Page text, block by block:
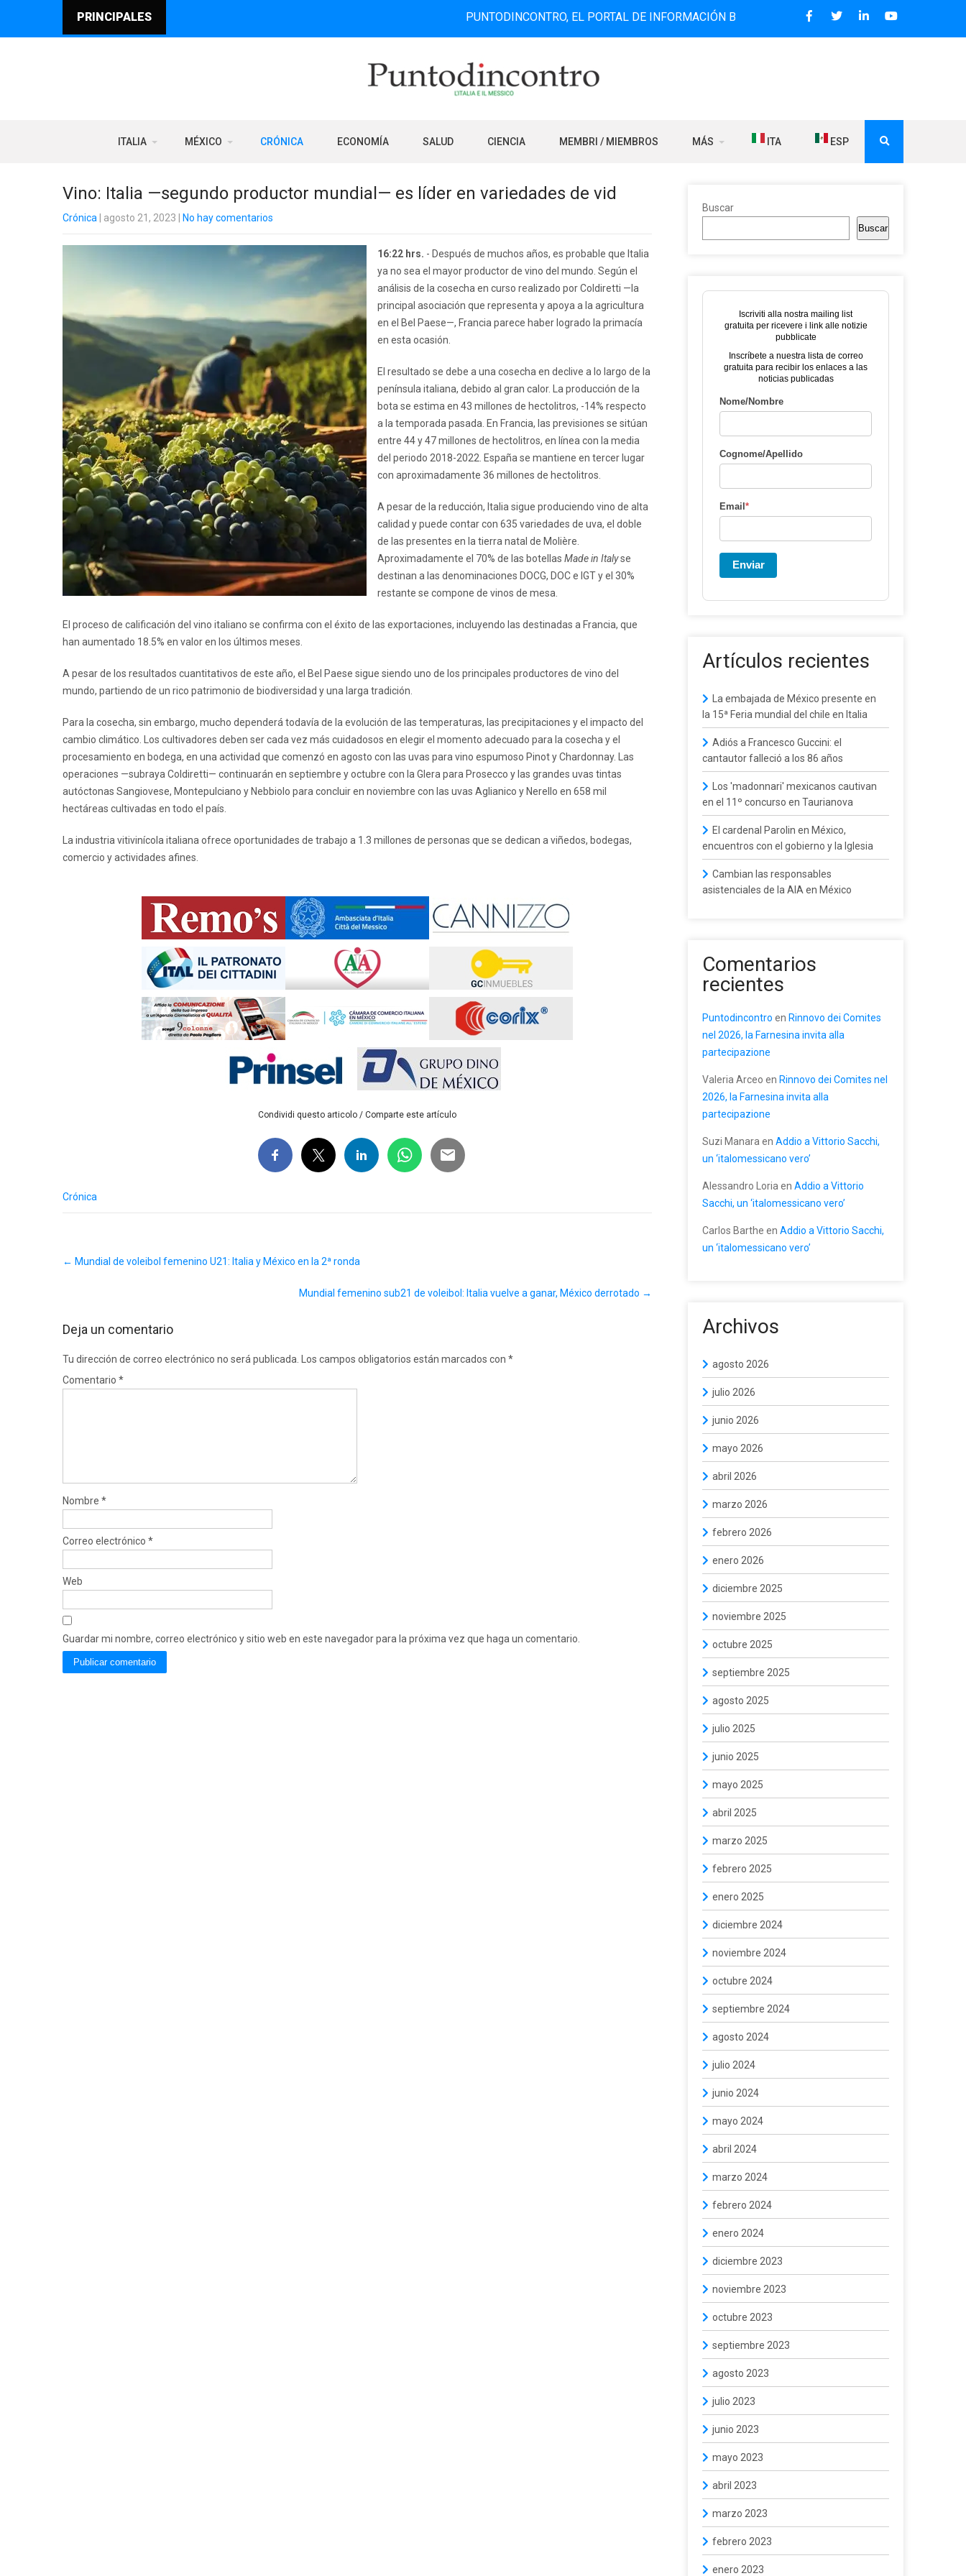
PRINCIPALES PUNTODINCONTRO, EL PORTAL DE INFORMACIÓN BILINGÜE QUE DESDE 2006 DIFUNDE NOTICIAS
ITALIA MÉXICO CRÓNICA ECONOMÍA SALUD CIENCIA MEMBRI / MIEMBROS MÁS ITA ESP
Vino: Italia —segundo productor mundial— es líder en variedades de vid
Crónica | agosto 21, 2023 No hay comentarios
16:22 hrs. - Después de muchos años, es probable que Italia
ya no sea el mayor productor de vino del mundo. Según el
análisis de la cosecha en curso realizado por Coldiretti —la
principal asociación que representa y apoya a la agricultura
en el Bel Paese—, Francia parece haber logrado la primacía
en esta ocasión.
El resultado se debe a una cosecha en declive a lo largo de la
península italiana, debido al gran calor. La producción de la
bota se estima en 43 millones de hectolitros, -14% respecto
a la temporada pasada. En Francia, las previsiones se sitúan
entre 44 y 47 millones de hectolitros, en línea con la media
del periodo 2018-2022. España se mantiene en tercer lugar
con aproximadamente 36 millones de hectolitros.
A pesar de la reducción, Italia sigue produciendo vino de alta
calidad y puede contar con 635 variedades de uva, el doble
de las presentes en la tierra natal de Molière.
Aproximadamente el 70% de las botellas Made in Italyse
destinan a las denominaciones DOCG, DOC e IGT y el 30%
restante se compone de vinos de mesa.
El proceso de calificación del vino italiano se confirma con el éxito de las exportaciones, incluyendo las destinadas a Francia, que
han aumentado 18.5% en valor en los últimos meses.
A pesar de los resultados cuantitativos de este año, el Bel Paese sigue siendo uno de los principales productores de vino del
mundo, partiendo de un rico patrimonio de biodiversidad y una larga tradición.
Para la cosecha, sin embargo, mucho dependerá todavía de la evolución de las temperaturas, las precipitaciones y el impacto del
cambio climático. Los cultivadores deben ser cada vez más cuidadosos en elegir el momento adecuado para la cosecha y el
procesamiento en bodega, en una actividad que comenzó en agosto con las uvas para vino espumoso Pinot y Chardonnay. Las
operaciones —subraya Coldiretti— continuarán en septiembre y octubre con la Glera para Prosecco y las grandes uvas tintas
autóctonas Sangiovese, Montepulciano y Nebbiolo para concluir en noviembre con las uvas Aglianico y Nerello en 658 mil
hectáreas cultivadas en todo el país.
La industria vitivinícola italiana ofrece oportunidades de trabajo a 1.3 millones de personas que se dedican a viñedos, bodegas,
comercio y actividades afines.
Condividi questo articolo / Comparte este artículo
Crónica
navigation
← Mundial de voleibol femenino U21: Italia y México en la 2ª ronda
Mundial femenino sub21 de voleibol: Italia vuelve a ganar, México derrotado →
Deja un comentario
Tu dirección de correo electrónico no será publicada. Los campos obligatorios están marcados con *
Comentario *
Nombre *
Correo electrónico *
Web
Guardar mi nombre, correo electrónico y sitio web en este navegador para la próxima vez que haga un comentario.
Buscar
Buscar
Iscriviti alla nostra mailing list
gratuita per ricevere i link alle notizie
pubblicate
Inscríbete a nuestra lista de correo
gratuita para recibir los enlaces a las
noticias publicadas
Nome/Nombre
Cognome/Apellido
Email *
Enviar
Artículos recientes
La embajada de México presente en
la 15ª Feria mundial del chile en Italia
Adiós a Francesco Guccini: el
cantautor falleció a los 86 años
Los 'madonnari' mexicanos cautivan
en el 11º concurso en Taurianova
El cardenal Parolin en México,
encuentros con el gobierno y la Iglesia
Cambian las responsables
asistenciales de la AIA en México
Comentarios
recientes
Puntodincontro en Rinnovo dei Comites
nel 2026, la Farnesina invita alla
partecipazione
Valeria Arceo en Rinnovo dei Comites nel
2026, la Farnesina invita alla
partecipazione
Suzi Manara en Addio a Vittorio Sacchi,
un ‘italomessicano vero’
Alessandro Loria en Addio a Vittorio
Sacchi, un ‘italomessicano vero’
Carlos Barthe en Addio a Vittorio Sacchi,
un ‘italomessicano vero’
Archivos
agosto 2026
julio 2026
junio 2026
mayo 2026
abril 2026
marzo 2026
febrero 2026
enero 2026
diciembre 2025
noviembre 2025
octubre 2025
septiembre 2025
agosto 2025
julio 2025
junio 2025
mayo 2025
abril 2025
marzo 2025
febrero 2025
enero 2025
diciembre 2024
noviembre 2024
octubre 2024
septiembre 2024
agosto 2024
julio 2024
junio 2024
mayo 2024
abril 2024
marzo 2024
febrero 2024
enero 2024
diciembre 2023
noviembre 2023
octubre 2023
septiembre 2023
agosto 2023
julio 2023
junio 2023
mayo 2023
abril 2023
marzo 2023
febrero 2023
enero 2023